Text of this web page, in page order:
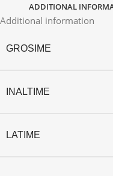
ADDITIONAL
Additional information
GROSIME
INALTIME
LATIME